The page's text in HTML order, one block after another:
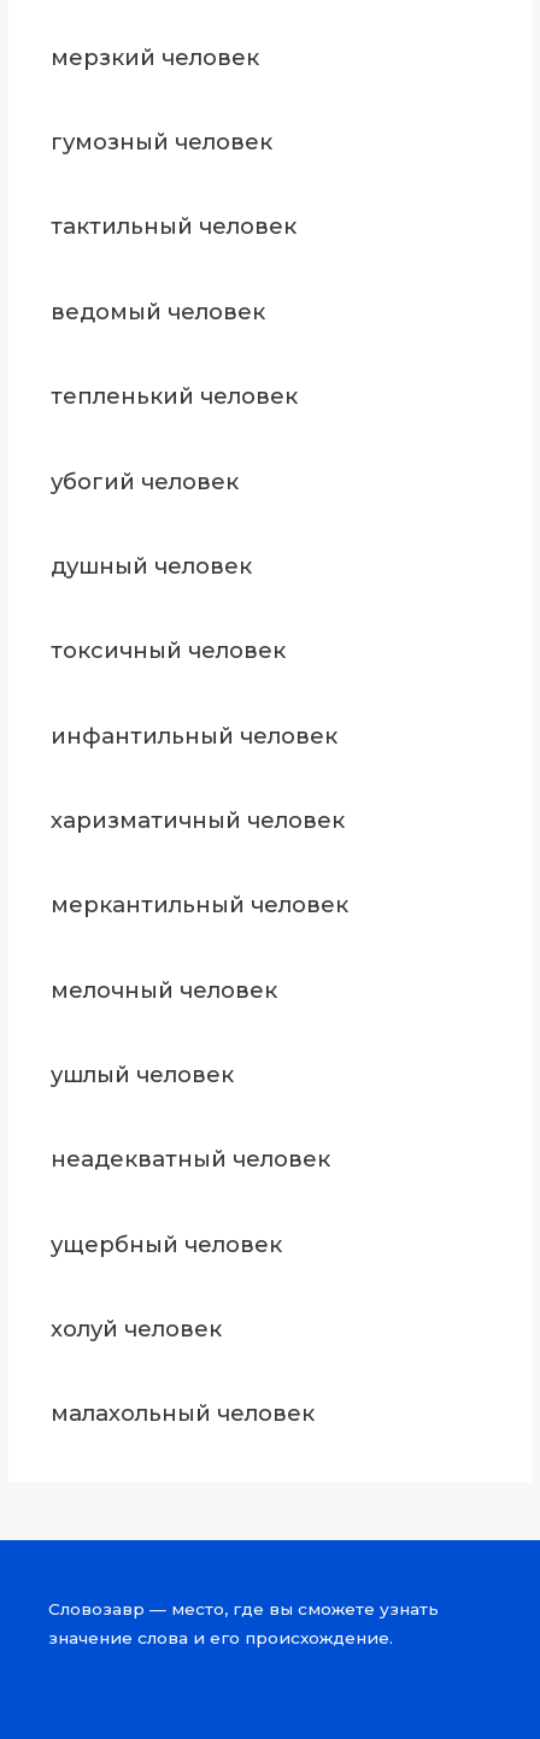
мерзкий человек
гумозный человек
тактильный человек
ведомый человек
тепленький человек
убогий человек
душный человек
токсичный человек
инфантильный человек
харизматичный человек
меркантильный человек
мелочный человек
ушлый человек
неадекватный человек
ущербный человек
холуй человек
малахольный человек
Словозавр — место, где вы сможете узнать
значение слова и его происхождение.